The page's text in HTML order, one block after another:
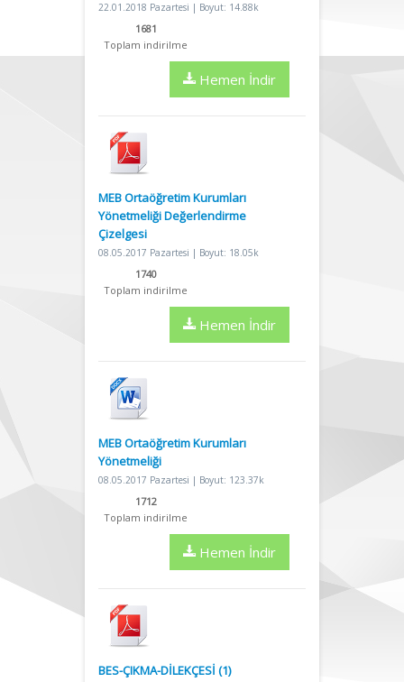
22.01.2018 Pazartesi | Boyut: 14.88k
1681
Toplam indirilme
Hemen İndir
MEB Ortaöğretim Kurumları
Yönetmeliği Değerlendirme
Çizelgesi
08.05.2017 Pazartesi | Boyut: 18.05k
1740
Toplam indirilme
Hemen İndir
MEB Ortaöğretim Kurumları
Yönetmeliği
08.05.2017 Pazartesi | Boyut: 123.37k
1712
Toplam indirilme
Hemen İndir
BES-ÇIKMA-DİLEKÇESİ (1)